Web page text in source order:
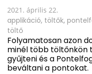
2021. április 22.
applikáció, töltők,
töltő
Folyamatosan azon
minél több töltőnkön
gyűjteni és a
beváltani a pontokat.